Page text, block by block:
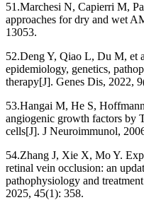
51.Marchesi N, Capierri M,
approaches for dry and wet
13053.
52.Deng Y, Qiao L, Du M, et
epidemiology, genetics,
therapy[J]. Genes Dis, 2022,
53.Hangai M, He S,
angiogenic growth factors by
cells[J]. J Neuroimmunol,
54.Zhang J, Xie X, Mo Y.
retinal vein occlusion: an
pathophysiology and
2025, 45(1): 358.